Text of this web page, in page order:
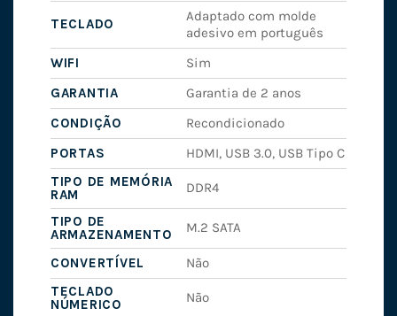
TECLADO
Adaptado com molde
adesivo em português
WIFI
Sim
GARANTIA
Garantia de 2 anos
CONDIÇÃO
Recondicionado
PORTAS
HDMI, USB 3.0, USB Tipo C
TIPO DE MEMÓRIA
RAM
DDR4
TIPO DE
ARMAZENAMENTO
M.2 SATA
CONVERTÍVEL
Não
TECLADO
NÚMERICO
Não